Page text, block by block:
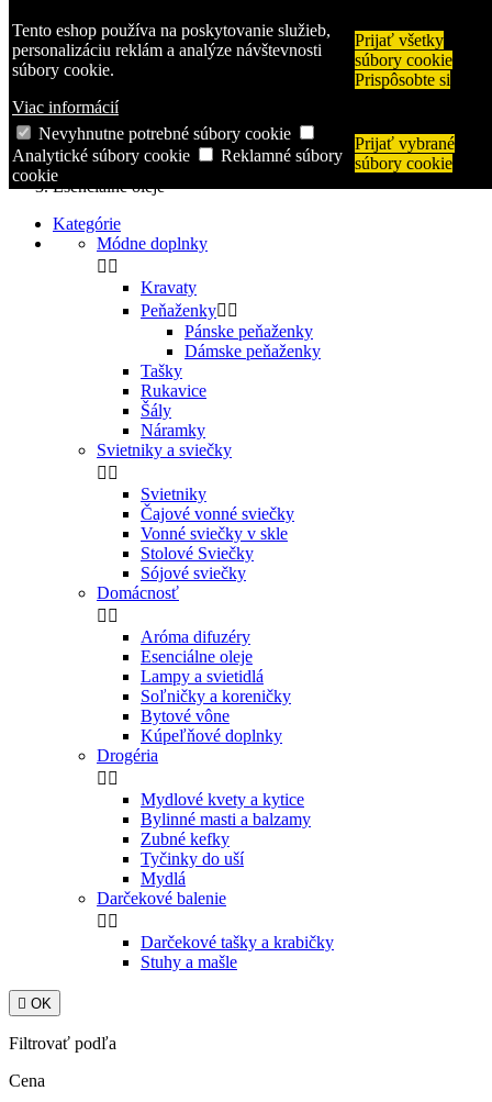
Tento eshop používa na poskytovanie služieb,
personalizáciu reklám a analýze návštevnosti
súbory cookie.
Viac informácií
Prijať všetky
súbory cookie
Prispôsobte si
Nevyhnutne potrebné súbory cookie
Analytické súbory cookie
Reklamné súbory
cookie
Prijať vybrané
súbory cookie

shopping_cart Košík (0)
 Prihlásiť sa
search
Úvodná stránka
Domácnosť
Esenciálne oleje
Kategórie
Módne doplnky
 
Kravaty
Peňaženky 
Pánske peňaženky
Dámske peňaženky
Tašky
Rukavice
Šály
Náramky
Svietniky a sviečky
 
Svietniky
Čajové vonné sviečky
Vonné sviečky v skle
Stolové Sviečky
Sójové sviečky
Domácnosť
 
Aróma difuzéry
Esenciálne oleje
Lampy a svietidlá
Soľničky a koreničky
Bytové vône
Kúpeľňové doplnky
Drogéria
 
Mydlové kvety a kytice
Bylinné masti a balzamy
Zubné kefky
Tyčinky do uší
Mydlá
Darčekové balenie
 
Darčekové tašky a krabičky
Stuhy a mašle
 OK
Filtrovať podľa
Cena